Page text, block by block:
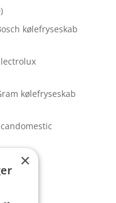
kølefryseskab
kølefryseskab
×